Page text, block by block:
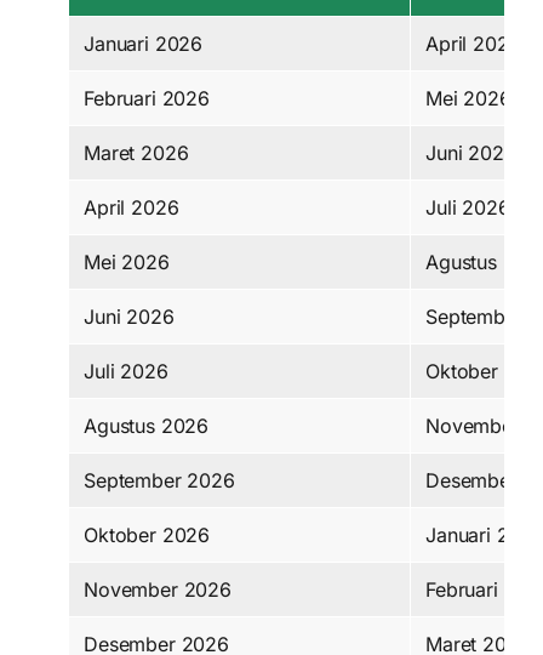
Januari 2026 April 2026
Februari 2026 Mei 2026
Maret 2026 Juni 2026
April 2026 Juli 2026
Mei 2026 Agustus
Juni 2026 September
Juli 2026 Oktober
Agustus 2026 November
September 2026 Desember
Oktober 2026 Januari 2027
November 2026 Februari
Desember 2026 Maret 2027